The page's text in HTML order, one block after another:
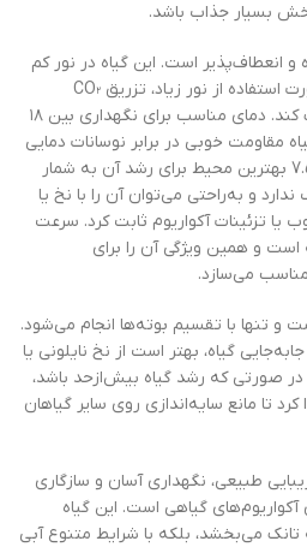
بسیار جذاب باشد.
انعطاف‌پذیر است. این گیاه در نور کم
تا متوسط رشد می‌کند و در صورت استفاده از نور زیاد، تزریق CO₂
می‌تواند به بهبود رشد آن کمک کند. دمای مناسب برای نگهداری بین ۱۸
گیاه مقاومت خوبی در برابر نوسانات دمایی
دارد. آب نرم با pH بین 5.5 تا 7.5 بهترین محیط برای رشد آن به شمار
و به‌راحتی می‌توان آن را با نخ یا
آکواریوم ثابت کرد. سرعت
و همین ویژگی آن را برای
می‌سازد.
و تنها با تقسیم بوته‌ها انجام می‌شود.
گیاه، بهتر است از نخ نایلونی یا
که رشد گیاه بیش‌ازحد باشد،
تا مانع سایه‌اندازی روی سایر گیاهان
طبیعی، نگهداری آسان و سازگاری
آکواریوم‌های گیاهی است. این گیاه
تانک می‌بخشد، بلکه با شرایط متنوع آبی